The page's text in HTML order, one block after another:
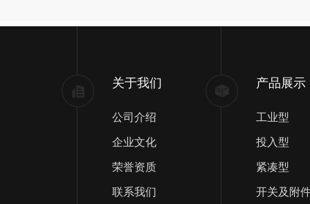
关于我们
公司介绍
企业文化
荣誉资质
联系我们
产品展示
工业型
投入型
紧凑型
开关及附